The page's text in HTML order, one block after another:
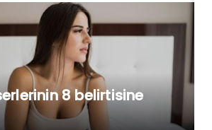
8 belirtisine